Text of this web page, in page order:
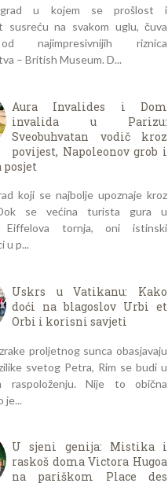
grad u kojem se prošlost i
susreću na svakom uglu, čuva
najimpresivnijih riznica
– British Museum. D...
Aura Invalides i Dom
invalida u Parizu:
Sveobuhvatan vodič kroz
povijest, Napoleonov grob i
posjet
koji se najbolje upoznaje kroz
se većina turista gura u
Eiffelova tornja, oni istinski
u p...
Uskrs u Vatikanu: Kako
doći na blagoslov Urbi et
Orbi i korisni savjeti
proljetnog sunca obasjavaju
svetog Petra, Rim se budi u
raspoloženju. Nije to obična
je...
U sjeni genija: Mistika i
raskoš doma Victora Hugoa
na pariškom Place des